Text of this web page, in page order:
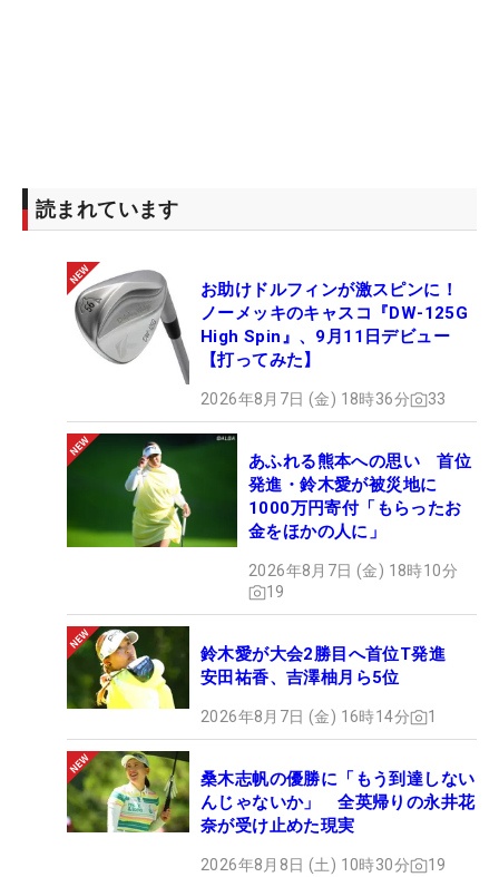
読まれています
お助けドルフィンが激スピンに！
ノーメッキのキャスコ『DW-125G
High Spin』、9月11日デビュー
【打ってみた】
2026年8月7日 (金) 18時36分 33
あふれる熊本への思い 首位
発進・鈴木愛が被災地に
1000万円寄付「もらったお
金をほかの人に」
2026年8月7日 (金) 18時10分
19
鈴木愛が大会2勝目へ首位T発進
安田祐香、吉澤柚月ら5位
2026年8月7日 (金) 16時14分 1
桑木志帆の優勝に「もう到達しない
んじゃないか」 全英帰りの永井花
奈が受け止めた現実
2026年8月8日 (土) 10時30分 19